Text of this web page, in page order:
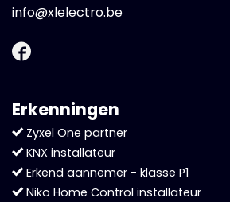
info@xlelectro.be
Erkenningen
Zyxel One partner
KNX installateur
Erkend aannemer - klasse P1
Niko Home Control installateur